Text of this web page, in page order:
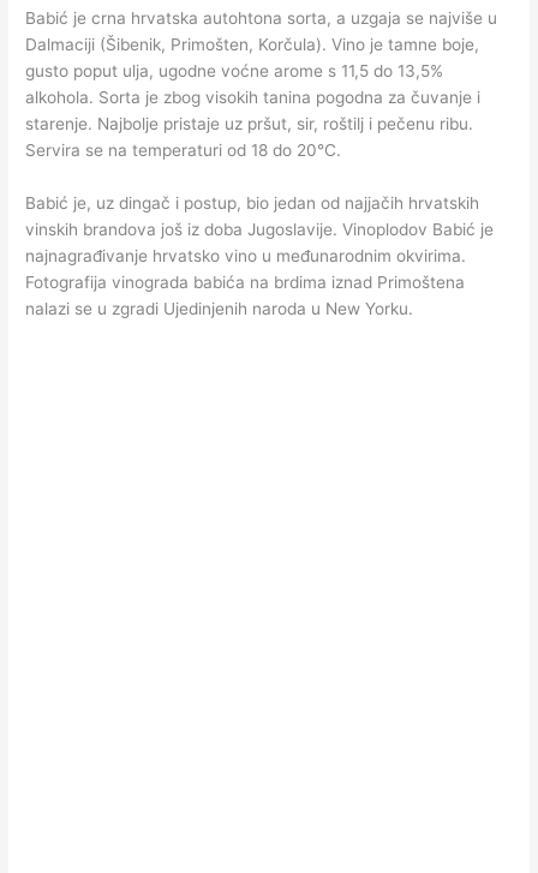
Babić je crna hrvatska autohtona sorta, a uzgaja se najviše u
Dalmaciji (Šibenik, Primošten, Korčula). Vino je tamne boje,
gusto poput ulja, ugodne voćne arome s 11,5 do 13,5%
alkohola. Sorta je zbog visokih tanina pogodna za čuvanje i
starenje. Najbolje pristaje uz pršut, sir, roštilj i pečenu ribu.
Servira se na temperaturi od 18 do 20°C.
Babić je, uz dingač i postup, bio jedan od najjačih hrvatskih
vinskih brandova još iz doba Jugoslavije. Vinoplodov Babić je
najnagrađivanje hrvatsko vino u međunarodnim okvirima.
Fotografija vinograda babića na brdima iznad Primoštena
nalazi se u zgradi Ujedinjenih naroda u New Yorku.